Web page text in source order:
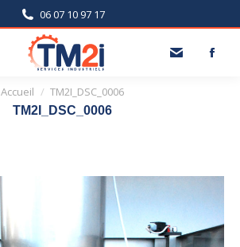
06 07 10 97 17
Vous êtes ici :
Accueil TM2I_DSC_0006
TM2I_DSC_0006